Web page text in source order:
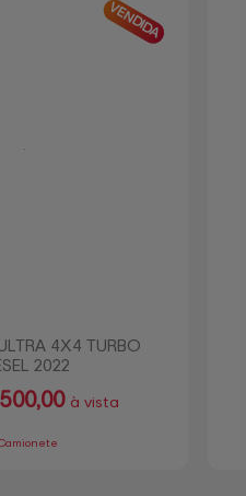
VENDIDA
4X4 TURBO
2022
à vista